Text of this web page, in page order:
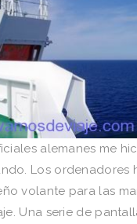
alemanes me
Los
volante para las
Una serie de